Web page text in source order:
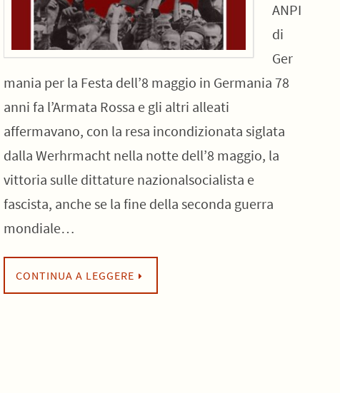
ANPI
di
Ger
mania per la Festa dell’8 maggio in Germania 78
anni fa l’Armata Rossa e gli altri alleati
affermavano, con la resa incondizionata siglata
dalla Werhrmacht nella notte dell’8 maggio, la
vittoria sulle dittature nazionalsocialista e
fascista, anche se la fine della seconda guerra
mondiale…
CONTINUA A LEGGERE